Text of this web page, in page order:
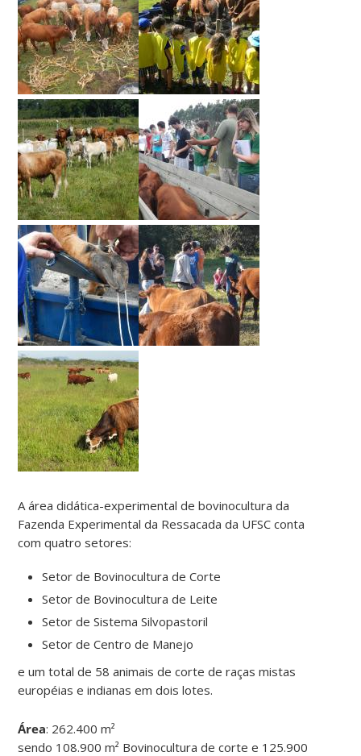
A área didática-experimental de bovinocultura da
Fazenda Experimental da Ressacada da UFSC conta
com quatro setores:
Setor de Bovinocultura de Corte
Setor de Bovinocultura de Leite
Setor de Sistema Silvopastoril
Setor de Centro de Manejo
e um total de 58 animais de corte de raças mistas
européias e indianas em dois lotes.
Área: 262.400 m²
sendo 108.900 m² Bovinocultura de corte e 125.900